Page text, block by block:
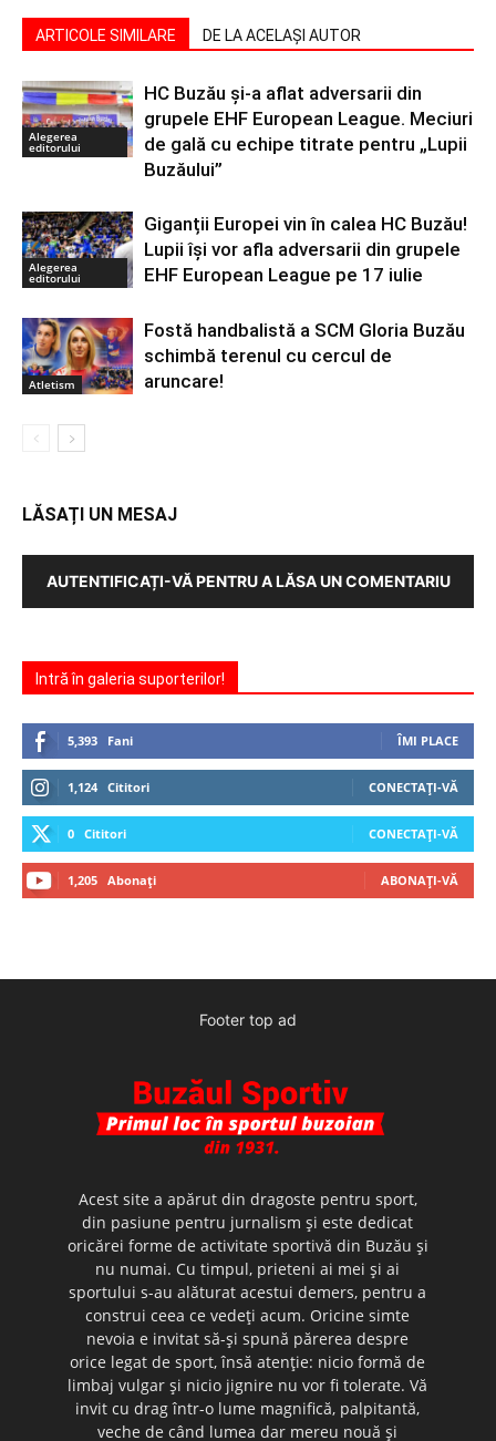
ARTICOLE SIMILARE DE LA ACELAȘI AUTOR
Alegerea
editorului
HC Buzău și-a aflat adversarii din
grupele EHF European League. Meciuri
de gală cu echipe titrate pentru „Lupii
Buzăului”
Alegerea
editorului
Giganții Europei vin în calea HC Buzău!
Lupii își vor afla adversarii din grupele
EHF European League pe 17 iulie
Atletism
Fostă handbalistă a SCM Gloria Buzău
schimbă terenul cu cercul de
aruncare!
LĂSAȚI UN MESAJ
AUTENTIFICAȚI-VĂ PENTRU A LĂSA UN COMENTARIU
Intră în galeria suporterilor!
5,393 Fani ÎMI PLACE
1,124 Cititori CONECTAȚI-VĂ
0 Cititori CONECTAȚI-VĂ
1,205 Abonați ABONAȚI-VĂ
Footer top ad
Acest site a apărut din dragoste pentru sport,
din pasiune pentru jurnalism şi este dedicat
oricărei forme de activitate sportivă din Buzău şi
nu numai. Cu timpul, prieteni ai mei şi ai
sportului s-au alăturat acestui demers, pentru a
construi ceea ce vedeţi acum. Oricine simte
nevoia e invitat să-şi spună părerea despre
orice legat de sport, însă atenţie: nicio formă de
limbaj vulgar şi nicio jignire nu vor fi tolerate. Vă
invit cu drag într-o lume magnifică, palpitantă,
veche de când lumea dar mereu nouă şi